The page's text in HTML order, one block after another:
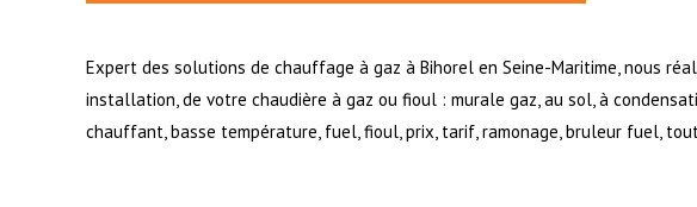
Expert des solutions de chauffage à gaz à Bihorel en Seine-Maritime, nous
installation, de votre chaudière à gaz ou fioul : murale gaz, au sol, à
chauffant, basse température, fuel, fioul, prix, tarif, ramonage, bruleur fuel,